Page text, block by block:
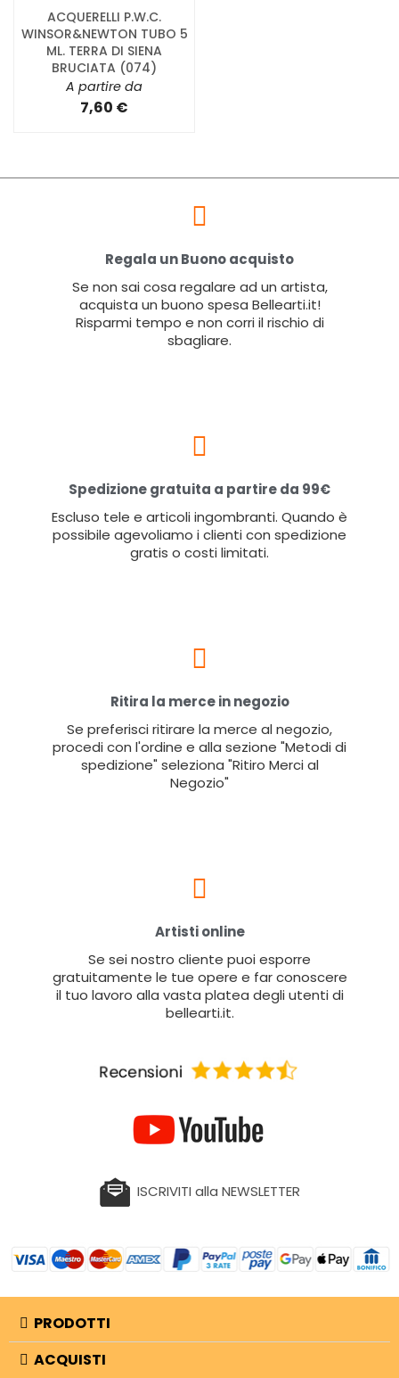
ACQUERELLI P.W.C.
WINSOR&NEWTON TUBO 5
ML. TERRA DI SIENA
BRUCIATA (074)
A partire da
7,60 €
Regala un Buono acquisto
Se non sai cosa regalare ad un artista,
acquista un buono spesa Bellearti.it!
Risparmi tempo e non corri il rischio di
sbagliare.
Spedizione gratuita a partire da 99€
Escluso tele e articoli ingombranti. Quando è
possibile agevoliamo i clienti con spedizione
gratis o costi limitati.
Ritira la merce in negozio
Se preferisci ritirare la merce al negozio,
procedi con l'ordine e alla sezione "Metodi di
spedizione" seleziona "Ritiro Merci al
Negozio"
Artisti online
Se sei nostro cliente puoi esporre
gratuitamente le tue opere e far conoscere
il tuo lavoro alla vasta platea degli utenti di
bellearti.it.
ISCRIVITI alla NEWSLETTER
PRODOTTI
ACQUISTI